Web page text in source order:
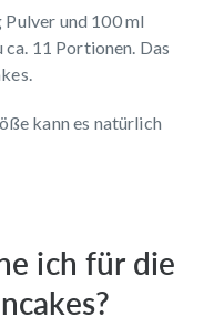
und 100 ml
11 Portionen. Das
kann es natürlich
ich für die